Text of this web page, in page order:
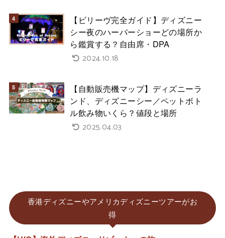
【ビリーヴ完全ガイド】ディズニー
シー夜のハーバーショーどの場所か
ら鑑賞する？自由席・DPA
2024.10.18
【自動販売機マップ】ディズニーラ
ンド、ディズニーシー／ペットボト
ル飲み物いくら？値段と場所
2025.04.03
香港ディズニーやアメリカディズニーツアーがお
得